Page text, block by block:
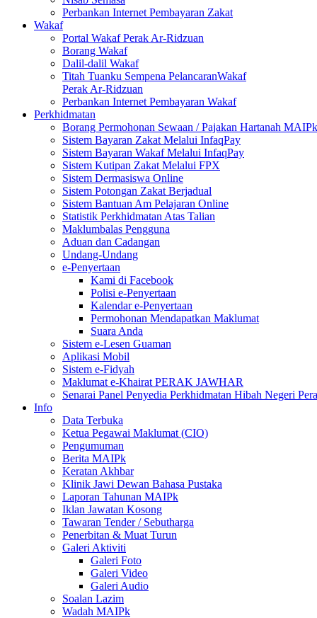
Perbankan Internet Pembayaran Zakat
Wakaf
Portal Wakaf Perak Ar-Ridzuan
Borang Wakaf
Dalil-dalil Wakaf
Titah Tuanku Sempena PelancaranWakaf
Perak Ar-Ridzuan
Perbankan Internet Pembayaran Wakaf
Perkhidmatan
Borang Permohonan Sewaan / Pajakan Hartanah MAIPk
Sistem Bayaran Zakat Melalui InfaqPay
Sistem Bayaran Wakaf Melalui InfaqPay
Sistem Kutipan Zakat Melalui FPX
Sistem Dermasiswa Online
Sistem Potongan Zakat Berjadual
Sistem Bantuan Am Pelajaran Online
Statistik Perkhidmatan Atas Talian
Maklumbalas Pengguna
Aduan dan Cadangan
Undang-Undang
e-Penyertaan
Kami di Facebook
Polisi e-Penyertaan
Kalendar e-Penyertaan
Permohonan Mendapatkan Maklumat
Suara Anda
Sistem e-Lesen Guaman
Aplikasi Mobil
Sistem e-Fidyah
Maklumat e-Khairat PERAK JAWHAR
Senarai Panel Penyedia Perkhidmatan Hibah Negeri
Info
Data Terbuka
Ketua Pegawai Maklumat (CIO)
Pengumuman
Berita MAIPk
Keratan Akhbar
Klinik Jawi Dewan Bahasa Pustaka
Laporan Tahunan MAIPk
Iklan Jawatan Kosong
Tawaran Tender / Sebutharga
Penerbitan & Muat Turun
Galeri Aktiviti
Galeri Foto
Galeri Video
Galeri Audio
Soalan Lazim
Wadah MAIPk